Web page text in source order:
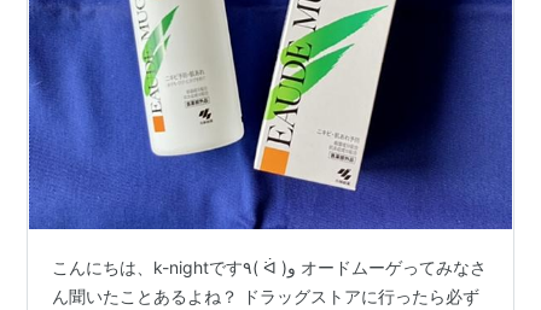
こんにちは、k-nightです٩( ᐛ )و オードムーゲってみなさ
ん聞いたことあるよね？ ドラッグストアに行ったら必ず